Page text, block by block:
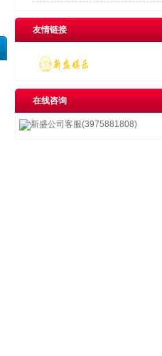
友情链接
在线咨询
新盛公司客服(3975881808)